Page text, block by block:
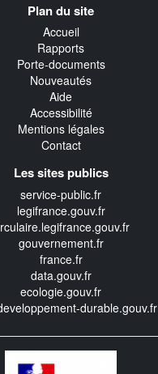
Plan du site
Accueil
Rapports
Porte-documents
Nouveautés
Aide
Accessibilité
Mentions légales
Contact
Les sites publics
service-public.fr
legifrance.gouv.fr
gouvernement.fr
france.fr
data.gouv.fr
ecologie.gouv.fr
durable.gouv.fr